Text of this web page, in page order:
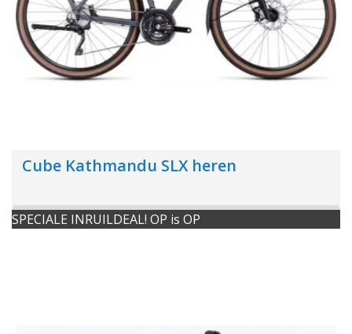
Cube Kathmandu SLX heren
SPECIALE INRUILDEAL! OP is OP